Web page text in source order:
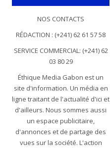
NOS CONTACTS
RÉDACTION : (+241) 62 61 57 58
SERVICE COMMERCIAL: (+241) 62
03 80 29
Éthique Media Gabon est un
site d'information. Un média en
ligne traitant de l'actualité d'ici et
d'ailleurs. Nous sommes aussi
un espace publicitaire,
d'annonces et de partage des
vues sur la société. L'action